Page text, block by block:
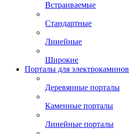
Встраиваемые
Стандартные
Линейные
Широкие
Порталы для электрокаминов
Деревянные порталы
Каменные порталы
Линейные порталы